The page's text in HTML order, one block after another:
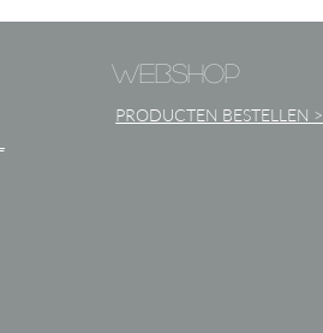
webshop
PRODUCTEN BESTELLEN >